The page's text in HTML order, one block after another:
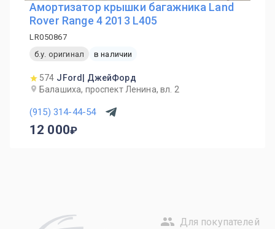
Амортизатор крышки багажника Land
Rover Range 4 2013 L405
LR050867
б.у. оригинал
в наличии
574 JFord| ДжейФорд
Балашиха, проспект Ленина, вл. 2
(915) 314-44-54
12 000
Для покупателей